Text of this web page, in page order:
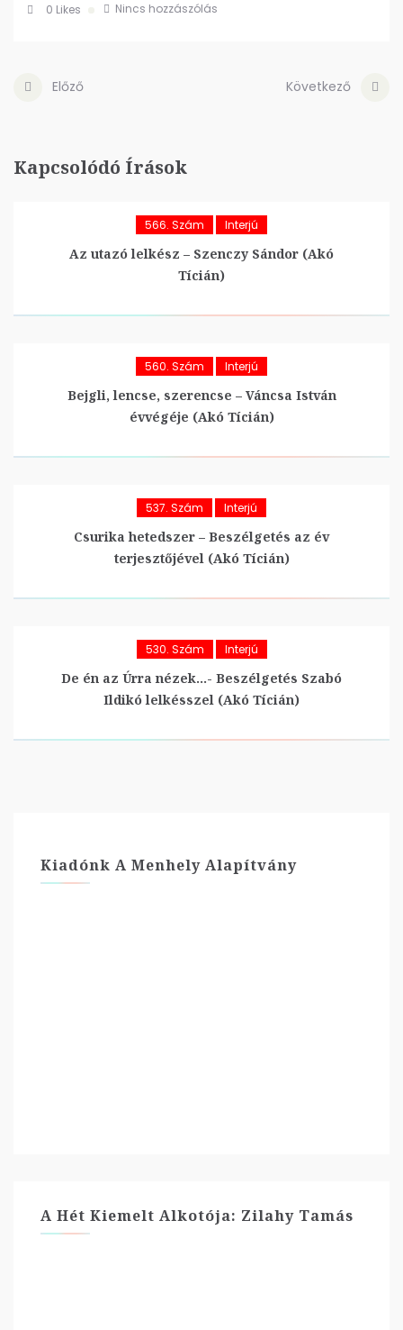
0 Likes Nincs hozzászólás
Előző Következő
Kapcsolódó Írások
566. Szám Interjú
Az utazó lelkész – Szenczy Sándor (Akó
Tícián)
560. Szám Interjú
Bejgli, lencse, szerencse – Váncsa István
évvégéje (Akó Tícián)
537. Szám Interjú
Csurika hetedszer – Beszélgetés az év
terjesztőjével (Akó Tícián)
530. Szám Interjú
De én az Úrra nézek…- Beszélgetés Szabó
Ildikó lelkésszel (Akó Tícián)
Kiadónk A Menhely Alapítvány
A Hét Kiemelt Alkotója: Zilahy Tamás